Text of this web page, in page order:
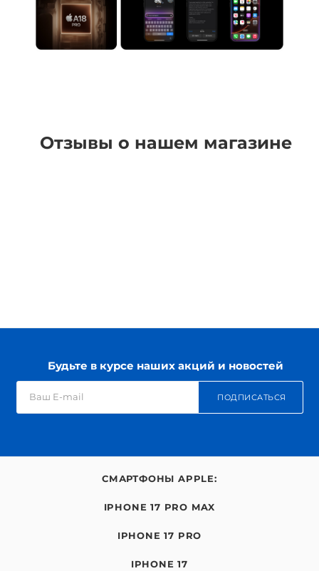
Отзывы о нашем магазине
Будьте в курсе наших акций и новостей
ПОДПИСАТЬСЯ
СМАРТФОНЫ APPLE:
IPHONE 17 PRO MAX
IPHONE 17 PRO
IPHONE 17